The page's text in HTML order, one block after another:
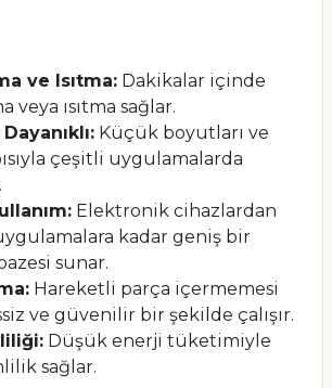
ve Isıtma: Dakikalar içinde
veya ısıtma sağlar.
Küçük boyutları ve
çeşitli uygulamalarda
Elektronik cihazlardan
kadar geniş bir
sunar.
Hareketli parça içermemesi
ve güvenilir bir şekilde çalışır.
Düşük enerji tüketimiyle
sağlar.